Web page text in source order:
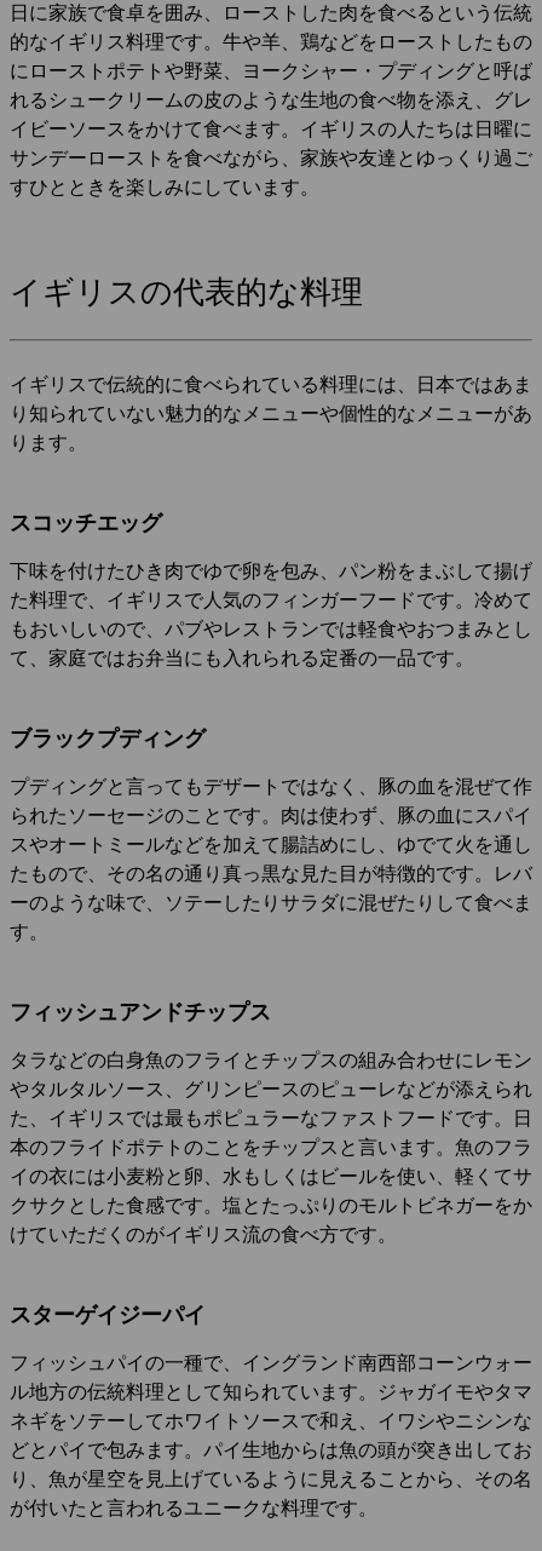
日に家族で食卓を囲み、ローストした肉を食べるという伝統
的なイギリス料理です。牛や羊、鶏などをローストしたもの
にローストポテトや野菜、ヨークシャー・プディングと呼ば
れるシュークリームの皮のような生地の食べ物を添え、グレ
イビーソースをかけて食べます。イギリスの人たちは日曜に
サンデーローストを食べながら、家族や友達とゆっくり過ご
すひとときを楽しみにしています。
イギリスの代表的な料理
イギリスで伝統的に食べられている料理には、日本ではあま
り知られていない魅力的なメニューや個性的なメニューがあ
ります。
スコッチエッグ
下味を付けたひき肉でゆで卵を包み、パン粉をまぶして揚げ
た料理で、イギリスで人気のフィンガーフードです。冷めて
もおいしいので、パブやレストランでは軽食やおつまみとし
て、家庭ではお弁当にも入れられる定番の一品です。
ブラックプディング
プディングと言ってもデザートではなく、豚の血を混ぜて作
られたソーセージのことです。肉は使わず、豚の血にスパイ
スやオートミールなどを加えて腸詰めにし、ゆでて火を通し
たもので、その名の通り真っ黒な見た目が特徴的です。レバ
ーのような味で、ソテーしたりサラダに混ぜたりして食べま
す。
フィッシュアンドチップス
タラなどの白身魚のフライとチップスの組み合わせにレモン
やタルタルソース、グリンピースのピューレなどが添えられ
た、イギリスでは最もポピュラーなファストフードです。日
本のフライドポテトのことをチップスと言います。魚のフラ
イの衣には小麦粉と卵、水もしくはビールを使い、軽くてサ
クサクとした食感です。塩とたっぷりのモルトビネガーをか
けていただくのがイギリス流の食べ方です。
スターゲイジーパイ
フィッシュパイの一種で、イングランド南西部コーンウォー
ル地方の伝統料理として知られています。ジャガイモやタマ
ネギをソテーしてホワイトソースで和え、イワシやニシンな
どとパイで包みます。パイ生地からは魚の頭が突き出してお
り、魚が星空を見上げているように見えることから、その名
が付いたと言われるユニークな料理です。